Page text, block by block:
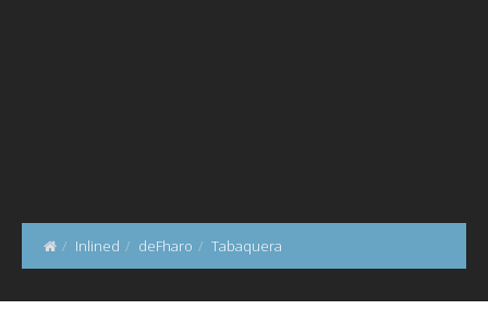
Inlined deFharo Tabaquera